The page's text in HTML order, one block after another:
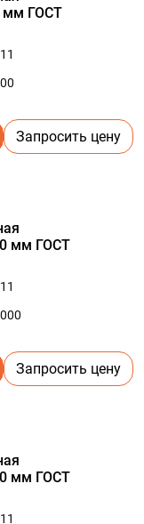
мм ГОСТ
Запросить цену
мм ГОСТ
Запросить цену
мм ГОСТ